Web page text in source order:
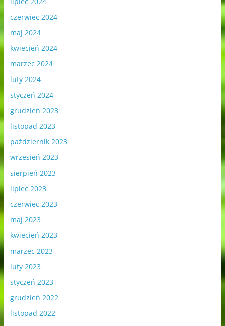
czerwiec 2024
maj 2024
kwiecień 2024
marzec 2024
luty 2024
styczeń 2024
grudzień 2023
listopad 2023
październik 2023
wrzesień 2023
sierpień 2023
lipiec 2023
czerwiec 2023
maj 2023
kwiecień 2023
marzec 2023
luty 2023
styczeń 2023
grudzień 2022
listopad 2022